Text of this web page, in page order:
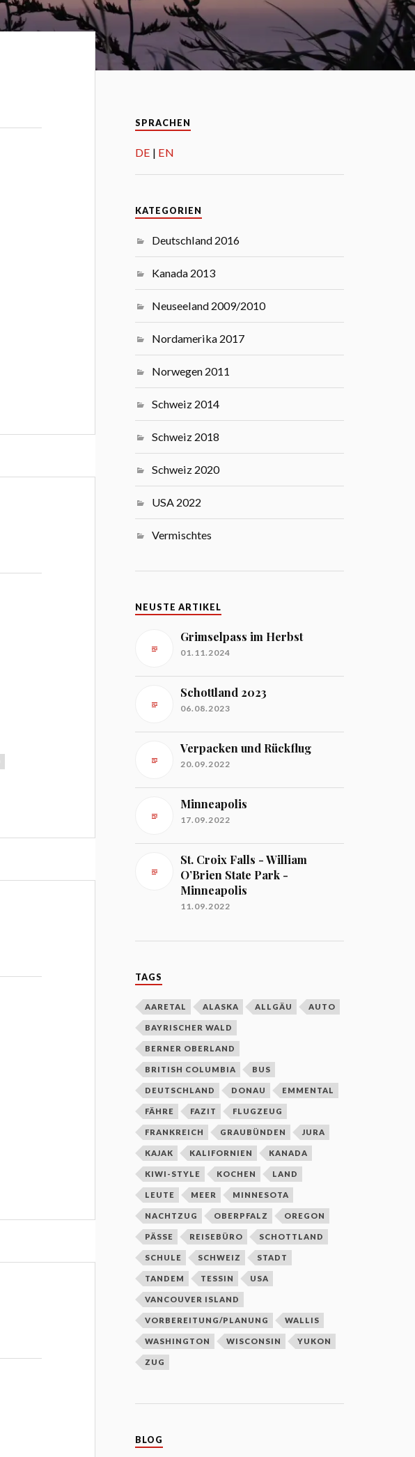
SPRACHEN
DE EN
KATEGORIEN
Deutschland 2016
Kanada 2013
Neuseeland 2009/2010
Nordamerika 2017
Norwegen 2011
Schweiz 2014
Schweiz 2018
Schweiz 2020
USA 2022
Vermischtes
NEUSTE ARTIKEL
Grimselpass im Herbst
01.11.2024
Schottland 2023
06.08.2023
Verpacken und Rückflug
20.09.2022
Minneapolis
17.09.2022
St. Croix Falls - William
O’Brien State Park -
Minneapolis
11.09.2022
TAGS
AARETAL ALASKA ALLGÄU AUTO
BAYRISCHER WALD
BERNER OBERLAND
BRITISH COLUMBIA BUS
DEUTSCHLAND DONAU EMMENTAL
FÄHRE FAZIT FLUGZEUG
FRANKREICH GRAUBÜNDEN JURA
KAJAK KALIFORNIEN KANADA
KIWI-STYLE KOCHEN LAND
LEUTE MEER MINNESOTA
NACHTZUG OBERPFALZ OREGON
PÄSSE REISEBÜRO SCHOTTLAND
SCHULE SCHWEIZ STADT
TANDEM TESSIN USA
VANCOUVER ISLAND
VORBEREITUNG/PLANUNG WALLIS
WASHINGTON WISCONSIN YUKON
ZUG
BLOG